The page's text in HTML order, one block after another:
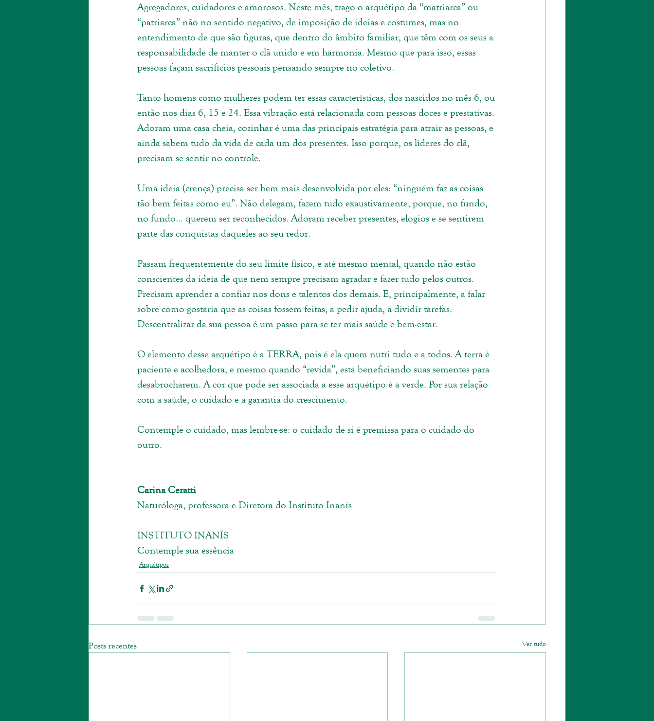
Agregadores, cuidadores e amorosos. Neste mês, trago o arquétipo da “matriarca” ou
“patriarca” não no sentido negativo, de imposição de ideias e costumes, mas no
entendimento de que são figuras, que dentro do âmbito familiar, que têm com os seus a
responsabilidade de manter o clã unido e em harmonia. Mesmo que para isso, essas
pessoas façam sacrifícios pessoais pensando sempre no coletivo.
Tanto homens como mulheres podem ter essas características, dos nascidos no mês 6, ou
então nos dias 6, 15 e 24. Essa vibração está relacionada com pessoas doces e prestativas.
Adoram uma casa cheia, cozinhar é uma das principais estratégia para atrair as pessoas, e
ainda sabem tudo da vida de cada um dos presentes. Isso porque, os líderes do clã,
precisam se sentir no controle.
Uma ideia (crença) precisa ser bem mais desenvolvida por eles: “ninguém faz as coisas
tão bem feitas como eu”. Não delegam, fazem tudo exaustivamente, porque, no fundo,
no fundo... querem ser reconhecidos. Adoram receber presentes, elogios e se sentirem
parte das conquistas daqueles ao seu redor.
Passam frequentemente do seu limite físico, e até mesmo mental, quando não estão
conscientes da ideia de que nem sempre precisam agradar e fazer tudo pelos outros.
Precisam aprender a confiar nos dons e talentos dos demais. E, principalmente, a falar
sobre como gostaria que as coisas fossem feitas, a pedir ajuda, a dividir tarefas.
Descentralizar da sua pessoa é um passo para se ter mais saúde e bem-estar.
O elemento desse arquétipo é a TERRA, pois é ela quem nutri tudo e a todos. A terra é
paciente e acolhedora, e mesmo quando “revida”, está beneficiando suas sementes para
desabrocharem. A cor que pode ser associada a esse arquétipo é a verde. Por sua relação
com a saúde, o cuidado e a garantia do crescimento.
Contemple o cuidado, mas lembre-se: o cuidado de si é premissa para o cuidado do
outro.
Carina Ceratti
Naturóloga, professora e Diretora do Instituto Inanís
INSTITUTO INANÍS
Contemple sua essência
Arquétipos
Posts recentes Ver tudo